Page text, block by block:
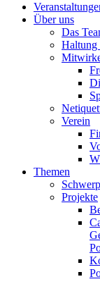
Über uns
Das
Haltung
Verein
Themen
Projekte